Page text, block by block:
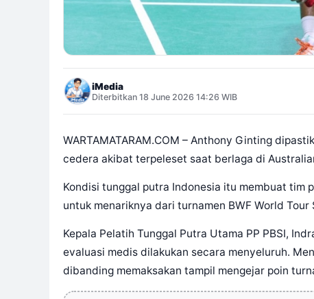
iMedia
Diterbitkan 18 June 2026 14:26 WIB
WARTAMATARAM.COM – Anthony Ginting
cedera akibat terpeleset saat berlaga di
Kondisi tunggal putra Indonesia itu membuat tim
untuk menariknya dari turnamen BWF World
Kepala Pelatih Tunggal Putra Utama PP PBSI,
evaluasi medis dilakukan secara menyeluruh.
dibanding memaksakan tampil mengejar poin